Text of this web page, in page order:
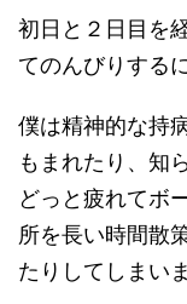
初日と２日目を
てのんびりする
僕は精神的な持
もまれたり、知
どっと疲れてボ
所を長い時間散
たりしてしまいま